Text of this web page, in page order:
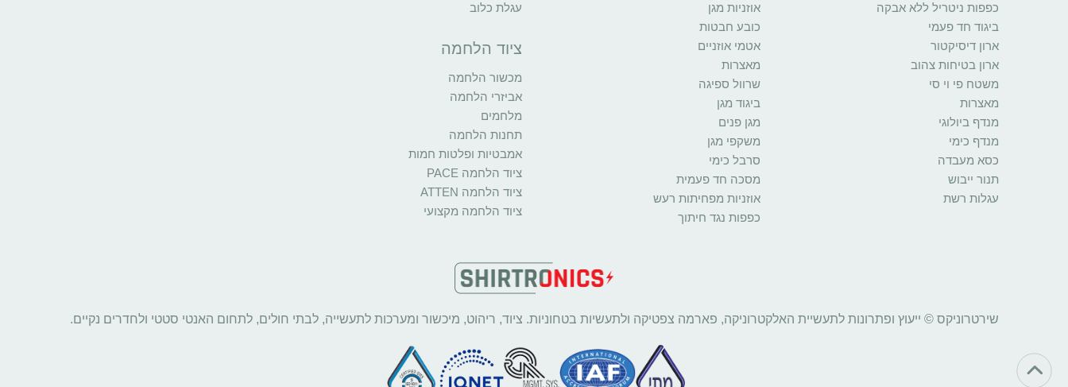
כפפות ניטריל ללא אבקה
ביגוד חד פעמי
ארון דיסיקטור
ארון בטיחות צהוב
משטח פי וי סי
מאצרות
מנדף ביולוגי
מנדף כימי
כסא מעבדה
תנור ייבוש
עגלות רשת
אוזניות מגן
כובע חבטות
אטמי אוזניים
מאצרות
שרוול ספיגה
ביגוד מגן
מגן פנים
משקפי מגן
סרבל כימי
מסכה חד פעמית
אוזניות מפחיתות רעש
כפפות נגד חיתוך
עגלת כלוב
ציוד הלחמה
מכשור הלחמה
אביזרי הלחמה
מלחמים
תחנות הלחמה
אמבטיות ופלטות חמות
ציוד הלחמה PACE
ציוד הלחמה ATTEN
ציוד הלחמה מקצועי
שירטרוניקס © ייעוץ ופתרונות לתעשיית האלקטרוניקה, פארמה צפטיקה ולתעשיות בטחוניות. ציוד, ריהוט, מיכשור ומערכות לתעשייה, לבתי חולים, לתחום האנטי סטטי ולחדרים נקיים.